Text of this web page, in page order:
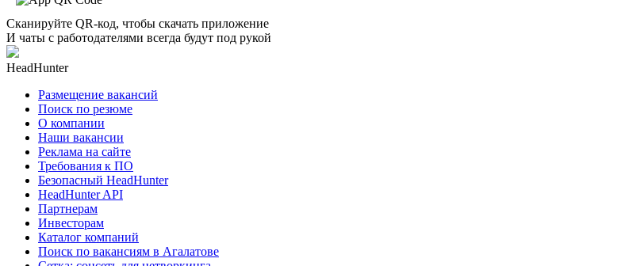
Сканируйте QR-код, чтобы скачать приложение
И чаты с работодателями всегда будут под рукой
HeadHunter
Размещение вакансий
Поиск по резюме
О компании
Наши вакансии
Реклама на сайте
Требования к ПО
Безопасный HeadHunter
HeadHunter API
Партнерам
Инвесторам
Каталог компаний
Поиск по вакансиям в Агалатове